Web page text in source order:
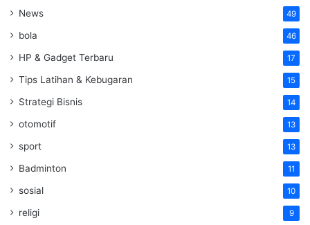
News 49
bola 46
HP & Gadget Terbaru 17
Tips Latihan & Kebugaran 15
Strategi Bisnis 14
otomotif 13
sport 13
Badminton 11
sosial 10
religi 9